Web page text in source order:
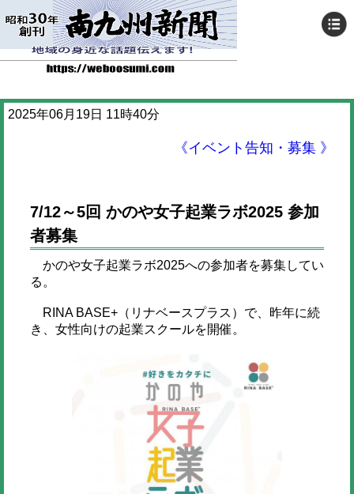
2025年06月19日 11時40分
《イベント告知・募集 》
7/12～5回 かのや女子起業ラボ2025 参加
者募集
かのや女子起業ラボ2025への参加者を募集してい
る。
RINA BASE+（リナベースプラス）で、昨年に続
き、女性向けの起業スクールを開催。